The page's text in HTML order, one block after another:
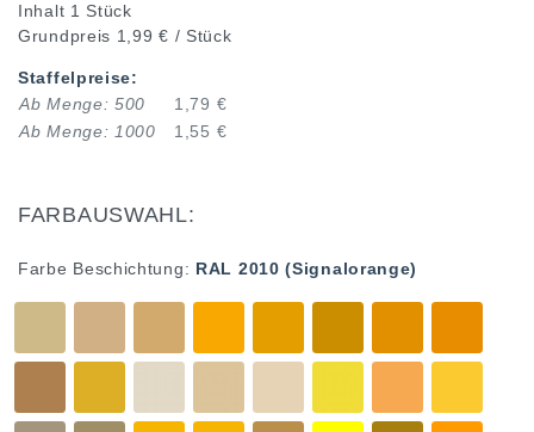
Inhalt 1 Stück
Grundpreis 1,99 € / Stück
Staffelpreise:
Ab Menge: 500
1,79 €
Ab Menge: 1000
1,55 €
FARBAUSWAHL:
Farbe Beschichtung: RAL 2010 (Signalorange)